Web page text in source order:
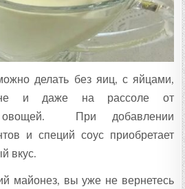
делать без яиц, с яйцами,
и даже на рассоле от
овощей. При добавлении
и специй соус приобретает
вкус.
майонез, вы уже не вернетесь